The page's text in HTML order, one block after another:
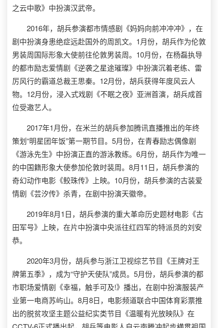
之云中歌》中扮演汉武帝。
2016年，胡兵参演都市情感剧《妈妈向前冲冲冲》，在
剧中扮演身患绝症远赴国外的周凯文。1月份，胡兵作为伦敦
男装周国际形象大使前往伦敦男装周。10月份，在杨磊执导
的都市励志爱情剧《逆袭之星途璀璨》中扮演沉着老练、雷
厉风行的霸道总裁王思秦。12月份，胡兵获得年度风云人
物。12月份，浸入式戏剧《不眠之夜》亚洲首演，胡兵成首
位受邀艺人。
2017年1月份，在米兰的胡兵参加腾讯直播推出的年终
策划“明星团年饭”第一期节目。5月份，在青春励志偶像剧
《游泳先生》中扮演正直的游泳教练。6月份，胡兵作为唯一
的中国籍形象大使参加伦敦时装周。8月11日，胡兵参演的
奇幻动作电影《鲛珠传》上映。10月份，胡兵参演的古装爱
情剧《芸汐传》杀青，在剧中扮演天徽帝。
2019年8月1日，胡兵参演的重大革命历史题材电影《古
田军号》上映，在片中扮演中央派往红四军的特派员的刘安
恭。
2020年3月份，胡兵参与浙江卫视综艺节目《王牌对王
牌第五季》，成为“守护天使队”成员。5月份，胡兵参演的都
市职场爱情剧《幸福，触手可及!》播出，在剧中扮演服装产
业第一电商苏屿山。8月8日，电影频道联合中国体育彩票推
出的脱贫攻坚主题公益纪实类节目《温暖有光放映队》在